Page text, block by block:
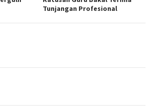
Tunjangan Profesional